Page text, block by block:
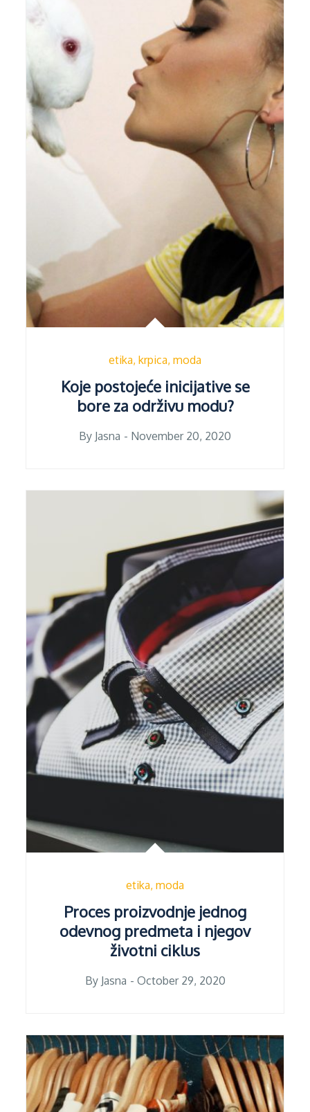
etika krpica moda
Koje postojeće inicijative se
bore za održivu modu?
By Jasna
Posted
November 20, 2020
etika moda
Proces proizvodnje jednog
odevnog predmeta i njegov
životni ciklus
By Jasna Posted
October 29, 2020